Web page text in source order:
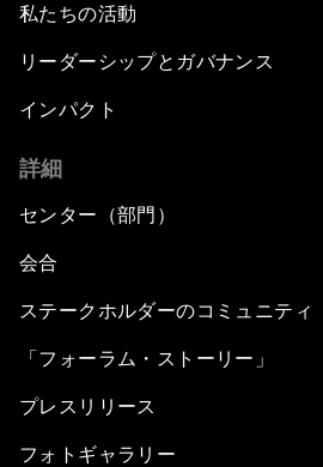
私たちの活動
リーダーシップとガバナンス
インパクト
詳細
センター（部門）
会合
ステークホルダーのコミュニティ
「フォーラム・ストーリー」
プレスリリース
フォトギャラリー